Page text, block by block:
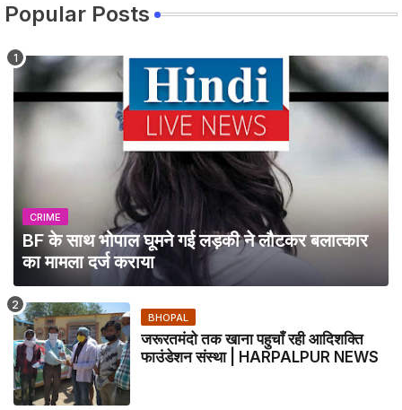
Popular Posts
CRIME
BF के साथ भोपाल घूमने गई लड़की ने लौटकर बलात्कार
का मामला दर्ज कराया
BHOPAL
जरूरतमंदो तक खाना पहुचाँ रही आदिशक्ति
फाउंडेशन संस्था | HARPALPUR NEWS